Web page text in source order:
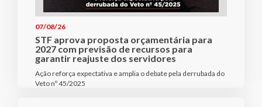
07/08/26
STF aprova proposta orçamentária para
2027 com previsão de recursos para
garantir reajuste dos servidores
Ação reforça expectativa e amplia o debate pela derrubada do
Veto nº 45/2025